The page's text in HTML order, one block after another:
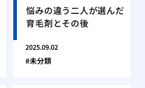
悩みの違う二人が選んだ
育毛剤とその後
2025.09.02
未分類